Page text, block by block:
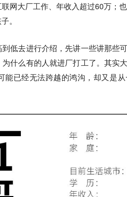
网大厂工作、年收入超过60万；
。
低去进行介绍，先讲一些讲那些
什么有的人就进厂打工了。其实
能已经无法跨越的鸿沟，却又是